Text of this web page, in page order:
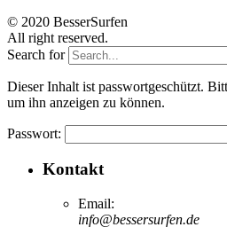
© 2020 BesserSurfen
All right reserved.
Search for
Dieser Inhalt ist passwortgeschützt.
um ihn anzeigen zu können.
Passwort:
Kontakt
Email:
info@bessersurfen.de